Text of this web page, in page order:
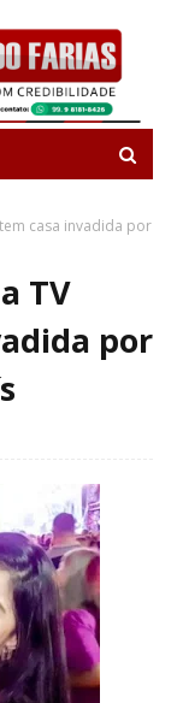
casa invadida por
TV
por